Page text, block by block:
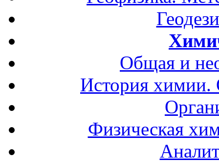
Общая и
История
Физическая